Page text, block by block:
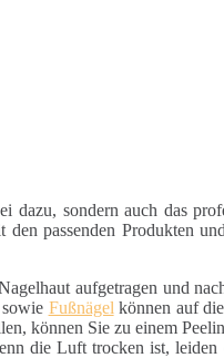
dazu, sondern auch das
passenden Produkten
aufgetragen und
Fußnägel können auf
können Sie zu einem
die Luft trocken ist,